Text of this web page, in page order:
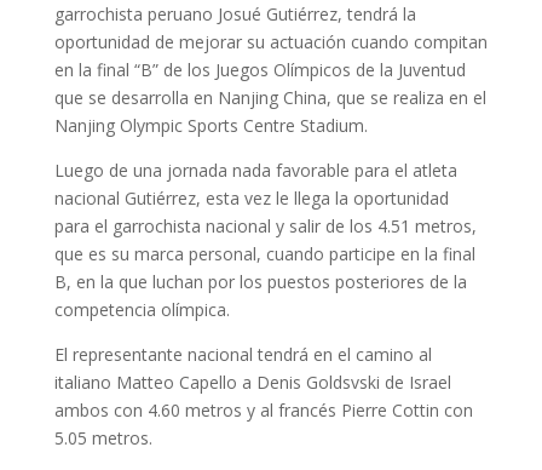
garrochista peruano Josué Gutiérrez, tendrá la
oportunidad de mejorar su actuación cuando compitan
en la final “B” de los Juegos Olímpicos de la Juventud
que se desarrolla en Nanjing China, que se realiza en el
Nanjing Olympic Sports Centre Stadium.
Luego de una jornada nada favorable para el atleta
nacional Gutiérrez, esta vez le llega la oportunidad
para el garrochista nacional y salir de los 4.51 metros,
que es su marca personal, cuando participe en la final
B, en la que luchan por los puestos posteriores de la
competencia olímpica.
El representante nacional tendrá en el camino al
italiano Matteo Capello a Denis Goldsvski de Israel
ambos con 4.60 metros y al francés Pierre Cottin con
5.05 metros.